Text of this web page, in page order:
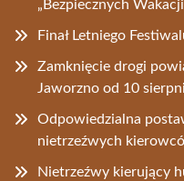
„Bezpiecznych
Finał Letniego
Zamknięcie drogi
Jaworzno od 10
Odpowiedzialna
nietrzeźwych
Nietrzeźwy kierujący